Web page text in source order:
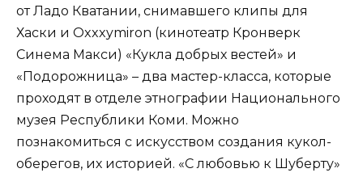
от Ладо Кватании, снимавшего клипы для
Хаски и Oxxxymiron (кинотеатр Кронверк
Синема Макси) «Кукла добрых вестей» и
«Подорожница» – два мастер-класса, которые
проходят в отделе этнографии Национального
музея Республики Коми. Можно
познакомиться с искусством создания кукол-
оберегов, их историей. «С любовью к Шуберту»